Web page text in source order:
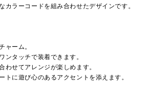
カラーコードを組み合わせたデザインです。
ャーム。
ンタッチで装着できます。
わせてアレンジが楽しめます。
トに遊び心のあるアクセントを添えます。